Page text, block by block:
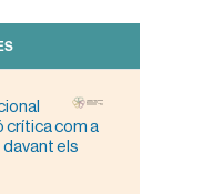
crítica com a
els